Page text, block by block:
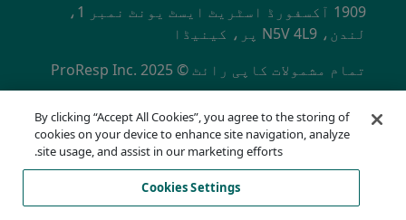
1909 آکسفورڈ اسٹریٹ ایسٹ یونٹ نمبر 1،
لندن، N5V 4L9 پر، کینیڈا
تمام مشمولات کاپی رائٹ © ProResp Inc. 2025
SECONDARY MENU
رازداری کی پالیسی
تعمیل ہاٹ لائن
استعمال کی شرائط
اے او ڈی اے
By clicking “Accept All Cookies”, you agree to the storing of
cookies on your device to enhance site navigation, analyze
site usage, and assist in our marketing efforts.
Cookies Settings